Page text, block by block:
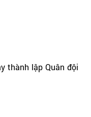
thành lập Quân đội